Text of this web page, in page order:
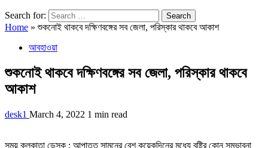
Search for:
Home »শুকনোই থাকবে দক্ষিণবঙ্গের সব জেলা, পরিস্কার থাকবে আকাশ
আবহাওয়া
শুকনোই থাকবে দক্ষিণবঙ্গের সব জেলা, পরিস্কার থাকবে
আকাশ
desk1 March 4, 2022 1 min read
সময় কলকাতা ডেস্ক : আপাতত সামনের বেশ কয়েকদিনের মধ্যে বৃষ্টির কোন সম্ভাবনা